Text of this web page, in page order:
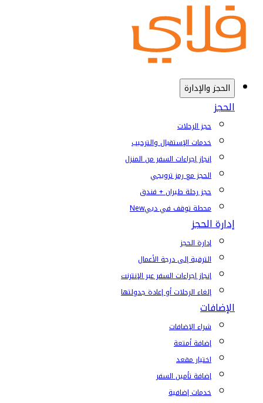
الحجز والإدارة
الحجز
حجز الرحلات
خدمات الإستقبال والترحيب
إنجاز إجراءات السفر من المنزل
الحجز مع رمز ترويجي
حجز رحلة طيران + فندق
محطة توقف في دبيNew
إدارة الحجز
إدارة الحجز
الترقية إلى درجة الأعمال
إنجاز إجراءات السفر عبر الإنترنت
إلغاء الرحلات أو إعادة جدولتها
الإضافات
شراء الإضافات
إضافة أمتعة
اختيار مقعد
إضافة تأمين السفر
خدمات إضافية